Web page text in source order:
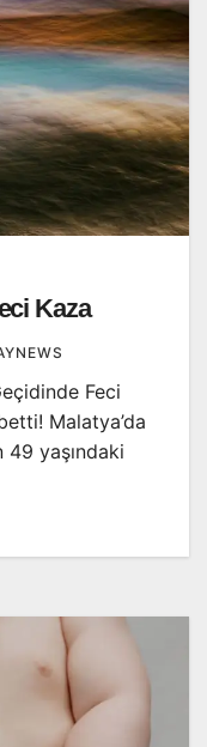
Kaza
Feci
Malatya’da
49 yaşındaki